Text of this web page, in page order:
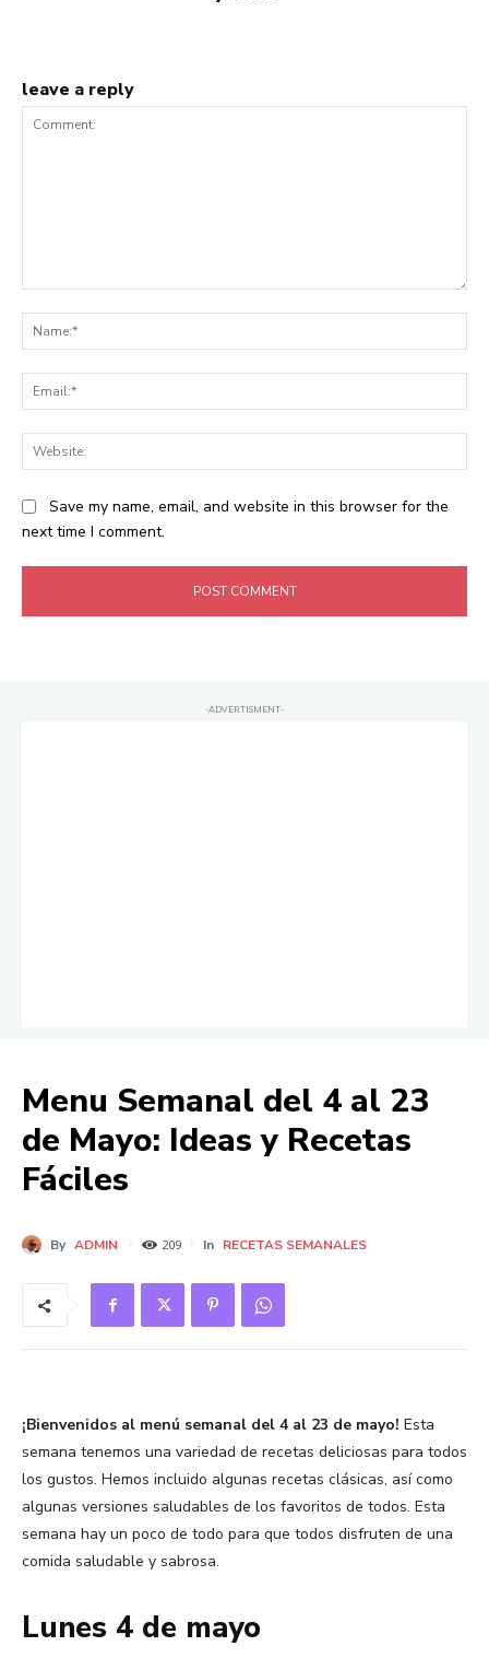
leave a reply
Save my name, email, and website in this browser for the
next time I comment.